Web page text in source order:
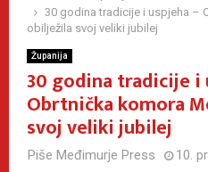
30 godina tradicije i uspjeha –
obilježila svoj veliki jubilej
Županija
30 godina tradicije i
Obrtnička komora
svoj veliki jubilej
Piše Međimurje Press 10.